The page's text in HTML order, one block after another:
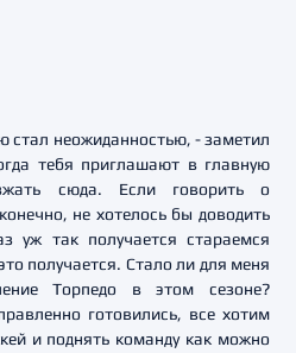
стал неожиданностью, - заметил
тебя приглашают в главную
сюда. Если говорить о
не хотелось бы доводить
уж так получается стараемся
получается. Стало ли для меня
Торпедо в этом сезоне?
готовились, все хотим
и поднять команду как можно